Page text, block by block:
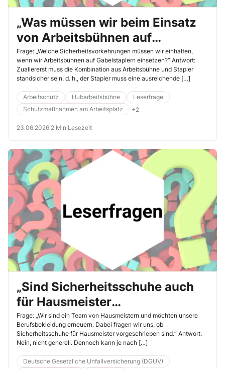
„Was müssen wir beim Einsatz
von Arbeitsbühnen auf
Gabelstaplern beachten?“
Frage: „Welche Sicherheitsvorkehrungen müssen wir einhalten,
wenn wir Arbeitsbühnen auf Gabelstaplern einsetzen?“ Antwort:
Zuallererst muss die Kombination aus Arbeitsbühne und Stapler
standsicher sein, d. h., der Stapler muss eine ausreichende […]
Arbeitschutz Hubarbeitsbühne
Leserfrage
Schutzmaßnahmen am Arbeitsplatz
+2
23.06.2026·2 Min Lesezeit
„Sind Sicherheitsschuhe auch
für Hausmeister
vorgeschrieben?“
Frage: „Wir sind ein Team von Hausmeistern und möchten unsere
Berufsbekleidung erneuern. Dabei fragen wir uns, ob
Sicherheitsschuhe für Hausmeister vorgeschrieben sind.“ Antwort:
Nein, nicht generell. Dennoch kann je nach […]
Deutsche Gesetzliche Unfallversicherung (DGUV)